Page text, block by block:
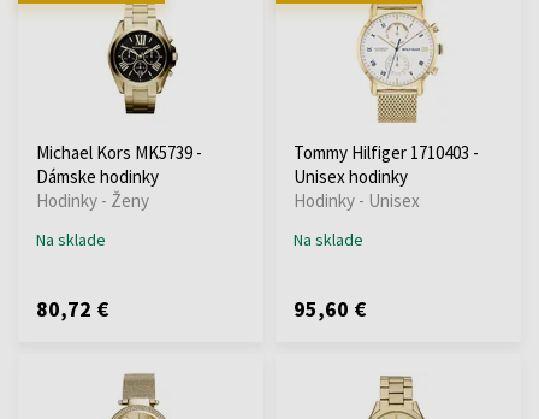
Michael Kors MK5739 -
Dámske hodinky
Hodinky - Ženy
Na sklade
80,72 €
Tommy Hilfiger 1710403 -
Unisex hodinky
Hodinky - Unisex
Na sklade
95,60 €